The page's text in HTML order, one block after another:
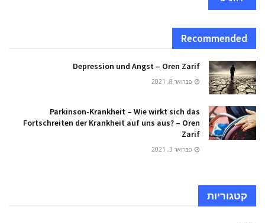
Recommended
Depression und Angst – Oren Zarif
פברואר 8, 2021
Parkinson-Krankheit – Wie wirkt sich das
Fortschreiten der Krankheit auf uns aus? – Oren
Zarif
פברואר 3, 2021
קטגוריות